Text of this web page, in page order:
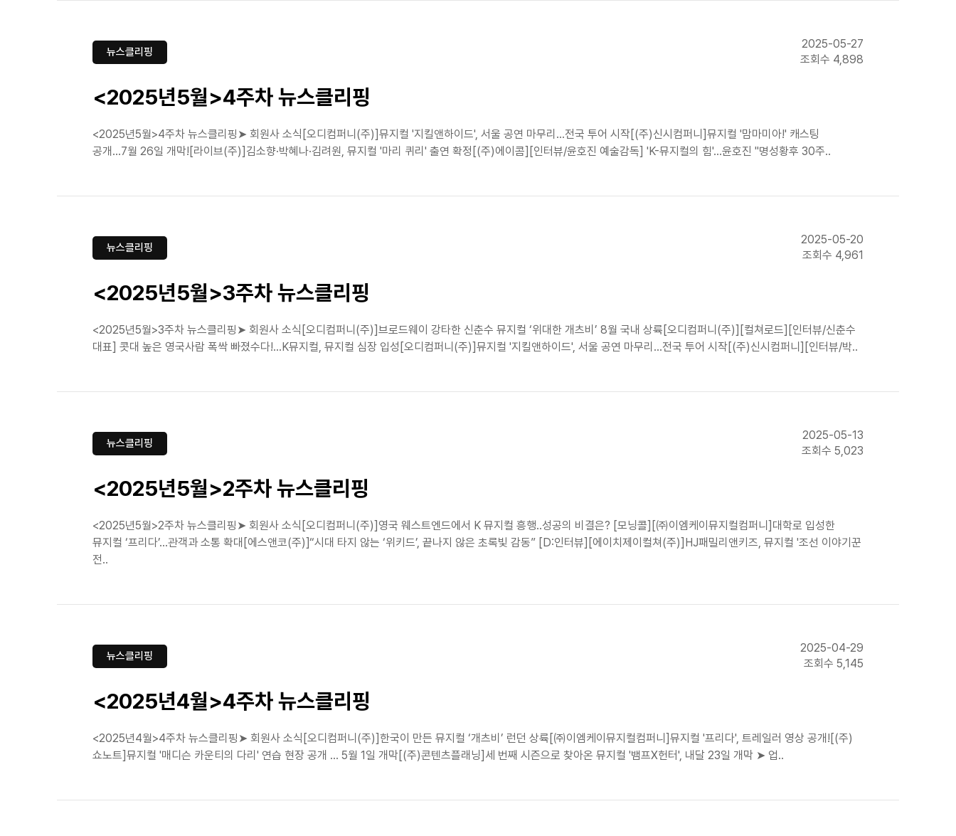
뉴스클리핑
2025-05-27
조회수 4,898
<2025년5월>4주차 뉴스클리핑
<2025년5월>4주차 뉴스클리핑➤ 회원사 소식[오디컴퍼니(주)]뮤지컬 '지킬앤하이드', 서울 공연 마무리…전국 투어 시작[(주)신시컴퍼니]뮤지컬 '맘마미아!' 캐스팅
공개...7월 26일 개막![라이브(주)]김소향·박혜나·김려원, 뮤지컬 '마리 퀴리' 출연 확정[(주)에이콤][인터뷰/윤호진 예술감독] 'K-뮤지컬의 힘'…윤호진 "명성황후 30주..
뉴스클리핑
2025-05-20
조회수 4,961
<2025년5월>3주차 뉴스클리핑
<2025년5월>3주차 뉴스클리핑➤ 회원사 소식[오디컴퍼니(주)]브로드웨이 강타한 신춘수 뮤지컬 ‘위대한 개츠비’ 8월 국내 상륙[오디컴퍼니(주)][컬쳐로드][인터뷰/신춘수
대표] 콧대 높은 영국사람 폭싹 빠졌수다!…K뮤지컬, 뮤지컬 심장 입성[오디컴퍼니(주)]뮤지컬 '지킬앤하이드', 서울 공연 마무리…전국 투어 시작[(주)신시컴퍼니][인터뷰/박..
뉴스클리핑
2025-05-13
조회수 5,023
<2025년5월>2주차 뉴스클리핑
<2025년5월>2주차 뉴스클리핑➤ 회원사 소식[오디컴퍼니(주)]영국 웨스트엔드에서 K 뮤지컬 흥행‥성공의 비결은? [모닝콜][㈜이엠케이뮤지컬컴퍼니]대학로 입성한
뮤지컬 ‘프리다’…관객과 소통 확대[에스앤코(주)]“시대 타지 않는 ‘위키드’, 끝나지 않은 초록빛 감동” [D:인터뷰][에이치제이컬쳐(주)]HJ패밀리앤키즈, 뮤지컬 '조선 이야기꾼
전..
뉴스클리핑
2025-04-29
조회수 5,145
<2025년4월>4주차 뉴스클리핑
<2025년4월>4주차 뉴스클리핑➤ 회원사 소식[오디컴퍼니(주)]한국이 만든 뮤지컬 ‘개츠비’ 런던 상륙[㈜이엠케이뮤지컬컴퍼니]뮤지컬 '프리다', 트레일러 영상 공개![(주)
쇼노트]뮤지컬 '매디슨 카운티의 다리' 연습 현장 공개 … 5월 1일 개막[(주)콘텐츠플래닝]세 번째 시즌으로 찾아온 뮤지컬 '뱀프X헌터', 내달 23일 개막 ➤ 업..